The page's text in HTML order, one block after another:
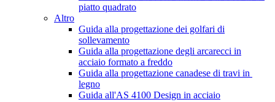
piatto quadrato
Altro
Guida alla progettazione dei golfari di
sollevamento
Guida alla progettazione degli arcarecci in
acciaio formato a freddo
Guida alla progettazione canadese di travi in ​​
legno
Guida all'AS 4100 Design in acciaio